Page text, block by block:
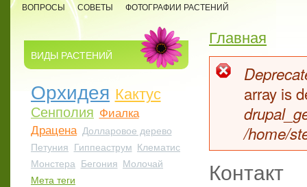
ВОПРОСЫ СОВЕТЫ ФОТОГРАФИИ РАСТЕНИЙ
ВИДЫ РАСТЕНИЙ
Орхидея Кактус
Сенполия Фиалка
Драцена Долларовое дерево
Петуния Гиппеаструм Клематис
Монстера Бегония Молочай
Мета теги
Вы здесь
Главная
array is
/home/
Контакт